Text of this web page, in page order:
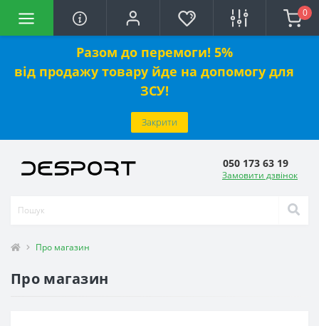
Разом до перемоги! 5%
від продажу товару йде на допомогу для
ЗСУ!
Закрити
0
050 173 63 19
Замовити дзвінок
Про магазин
Про магазин